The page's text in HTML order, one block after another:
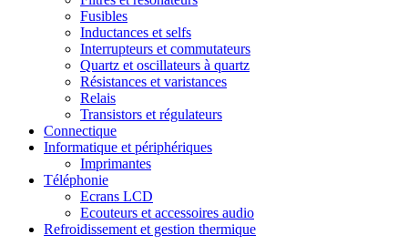
Fusibles
Inductances et selfs
Interrupteurs et commutateurs
Quartz et oscillateurs à quartz
Résistances et varistances
Relais
Transistors et régulateurs
Connectique
Informatique et périphériques
Imprimantes
Téléphonie
Ecrans LCD
Ecouteurs et accessoires audio
Refroidissement et gestion thermique